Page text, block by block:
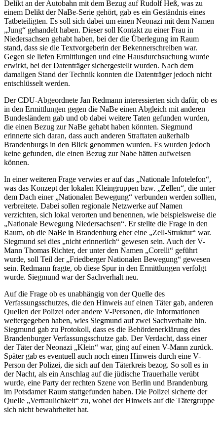
Delikt an der Autobahn mit dem Bezug auf Rudolf Heß, was zu
einem Delikt der NaBe-Serie gehört, gab es ein Geständnis eines
Tatbeteiligten. Es soll sich dabei um einen Neonazi mit dem Namen
„Jung“ gehandelt haben. Dieser soll Kontakt zu einer Frau in
Niedersachsen gehabt haben, bei der die Überlegung im Raum
stand, dass sie die Textvorgeberin der Bekennerschreiben war.
Gegen sie liefen Ermittlungen und eine Hausdurchsuchung wurde
erwirkt, bei der Datenträger sichergestellt wurden. Nach dem
damaligen Stand der Technik konnten die Datenträger jedoch nicht
entschlüsselt werden.
Der CDU-Abgeordnete Jan Redmann interessierten sich dafür, ob es
in den Ermittlungen gegen die NaBe einen Abgleich mit anderen
Bundesländern gab und ob dabei weitere Taten gefunden wurden,
die einen Bezug zur NaBe gehabt haben könnten. Siegmund
erinnerte sich daran, dass auch anderen Straftaten außerhalb
Brandenburgs in den Blick genommen wurden. Es wurden jedoch
keine gefunden, die einen Bezug zur Nabe hätten aufweisen
können.
In einer weiteren Frage verwies er auf das „Nationale Infotelefon“,
was das Konzept der lokalen Kleingruppen bzw. „Zellen“, die unter
dem Dach einer „Nationalen Bewegung“ verbunden werden sollten,
verbreitete. Dabei sollen regionale Netzwerke auf Namen
verzichten, sich lokal verorten und benennen, wie beispielsweise die
„Nationale Bewegung Niedersachsen“. Er stellte die Frage in den
Raum, ob die NaBe in Brandenburg eher eine „Zell-Struktur“ war.
Siegmund sei dies „nicht erinnerlich“ gewesen sein. Auch der V-
Mann Thomas Richter, der unter den Namen „Corelli“ geführt
wurde, soll Teil der „Friedberger Nationalen Bewegung“ gewesen
sein. Redmann fragte, ob diese Spur in den Ermittlungen verfolgt
wurde. Siegmund war der Sachverhalt neu.
Auf die Frage ob es unabhängig von der Quelle des
Verfassungsschutzes, die den Hinweis auf einen Täter gab, anderen
Quellen der Polizei oder andere V-Personen, die Informationen
weitergegeben haben, wies Siegmund auf zwei Sachverhalte hin.
Siegmund gab zu Protokoll, dass es die Behördenerklärung des
Brandenburger Verfassungsschutze gab. Der Verdacht, dass einer
der Täter der Neonazi „Klein“ war, ging auf einen V-Mann zurück.
Später gab es eventuell auch noch einen Hinweis durch eine V-
Person der Polizei, die sich auf den Täterkreis bezog. So soll es in
der Nacht, als ein Anschlag auf die jüdische Trauerhalle verübt
wurde, eine Party der rechten Szene von Berlin und Brandenburg
im Potsdamer Raum stattgefunden haben. Die Polizei sicherte der
Quelle „Vertraulichkeit“ zu, wobei der Hinweis auf die Tätergruppe
sich nicht bewahrheitet hat.